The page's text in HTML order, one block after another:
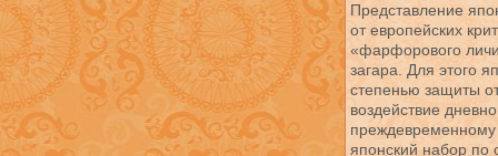
Представление
от европейских
«фарфорового
загара. Для этого
степенью защиты
воздействие
преждевременному
японский набор по